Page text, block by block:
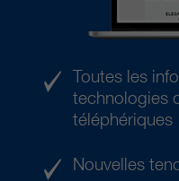
Toutes les
technologies
téléphériques
Nouvelles